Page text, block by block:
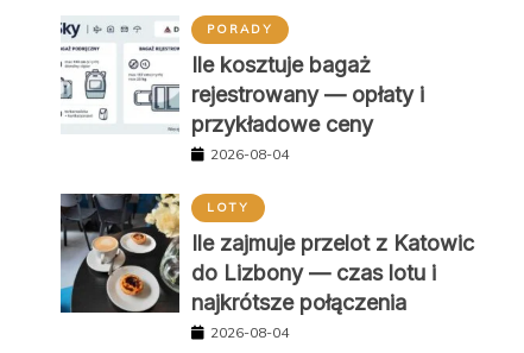
PORADY
Ile kosztuje bagaż
rejestrowany — opłaty i
przykładowe ceny
2026-08-04
LOTY
Ile zajmuje przelot z Katowic
do Lizbony — czas lotu i
najkrótsze połączenia
2026-08-04